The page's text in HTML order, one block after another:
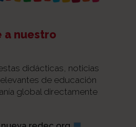
a nuestro
didácticas, noticias
de educación
global directamente